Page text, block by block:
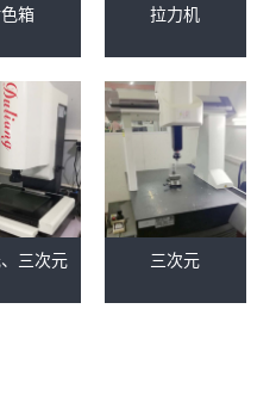
箱 拉力机
三次元 三次元